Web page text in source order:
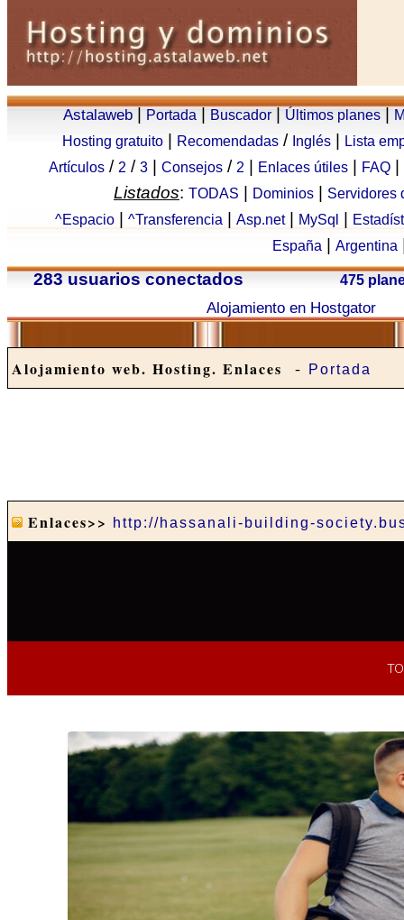
Astalaweb Portada Buscador Últimos planes
Hosting gratuito
Recomendadas / Inglés
Lista
Artículos / 2 / 3 Consejos / 2 Enlaces útiles FAQ
Listados: TODAS Dominios
Servidores
^Espacio
^Transferencia Asp.net| MySql
España
Argentina
283 usuarios conectados
475
Alojamiento en Hostgator
Alojamiento web. Hosting. Enlaces - Portada
Enlaces>> http://hassanali-building-